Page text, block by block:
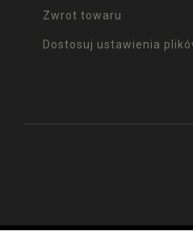
Zwrot towaru
Dostosuj ustawienia